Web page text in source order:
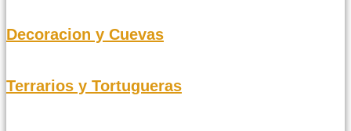
Decoracion y Cuevas
Terrarios y Tortugueras